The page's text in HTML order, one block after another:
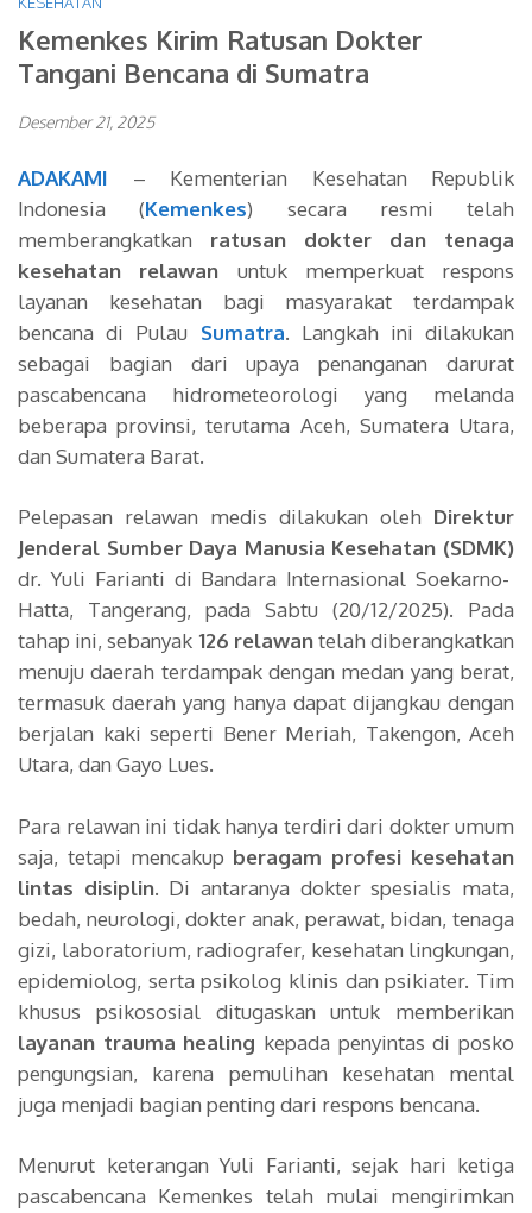
Kemenkes Kirim Ratusan Dokter
Tangani Bencana di Sumatra
Desember 21, 2025
ADAKAMI – Kementerian Kesehatan Republik
Indonesia (Kemenkes) secara resmi telah
memberangkatkan ratusan dokter dan tenaga
kesehatan relawan untuk memperkuat respons
layanan kesehatan bagi masyarakat terdampak
bencana di Pulau Sumatra. Langkah ini dilakukan
sebagai bagian dari upaya penanganan darurat
pascabencana hidrometeorologi yang melanda
beberapa provinsi, terutama Aceh, Sumatera Utara,
dan Sumatera Barat.
Pelepasan relawan medis dilakukan oleh Direktur
Jenderal Sumber Daya Manusia Kesehatan (SDMK)
dr. Yuli Farianti di Bandara Internasional Soekarno-
Hatta, Tangerang, pada Sabtu (20/12/2025). Pada
tahap ini, sebanyak 126 relawantelah diberangkatkan
menuju daerah terdampak dengan medan yang berat,
termasuk daerah yang hanya dapat dijangkau dengan
berjalan kaki seperti Bener Meriah, Takengon, Aceh
Utara, dan Gayo Lues.
Para relawan ini tidak hanya terdiri dari dokter umum
saja, tetapi mencakup beragam profesi kesehatan
lintas disiplin. Di antaranya dokter spesialis mata,
bedah, neurologi, dokter anak, perawat, bidan, tenaga
gizi, laboratorium, radiografer, kesehatan lingkungan,
epidemiolog, serta psikolog klinis dan psikiater. Tim
khusus psikososial ditugaskan untuk memberikan
layanan trauma healing kepada penyintas di posko
pengungsian, karena pemulihan kesehatan mental
juga menjadi bagian penting dari respons bencana.
Menurut keterangan Yuli Farianti, sejak hari ketiga
pascabencana Kemenkes telah mulai mengirimkan